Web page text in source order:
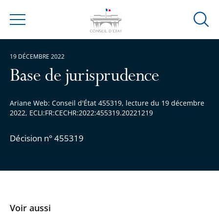
Menu
Ouvrir
Base de jurisprudence
Ariane Web: Conseil d'État 455319, lecture du 19 décembre
2022, ECLI:FR:CECHR:2022:455319.20221219
Décision n° 455319
19 DÉCEMBRE 2022
Voir aussi